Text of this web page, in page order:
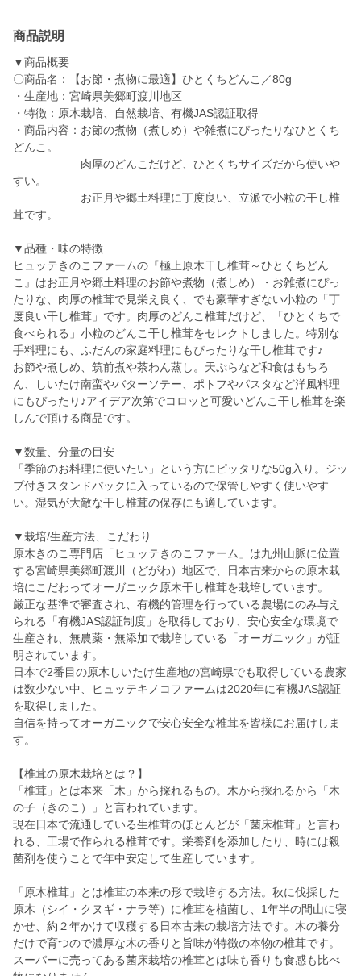
商品説明
▼商品概要
〇商品名：【お節・煮物に最適】ひとくちどんこ／80g
・生産地：宮崎県美郷町渡川地区
・特徴：原木栽培、自然栽培、有機JAS認証取得
・商品内容：お節の煮物（煮しめ）や雑煮にぴったりなひとくち
どんこ。
肉厚のどんこだけど、ひとくちサイズだから使いや
すい。
お正月や郷土料理に丁度良い、立派で小粒の干し椎
茸です。
▼品種・味の特徴
ヒュッテきのこファームの『極上原木干し椎茸～ひとくちどん
こ』はお正月や郷土料理のお節や煮物（煮しめ）・お雑煮にぴっ
たりな、肉厚の椎茸で見栄え良く、でも豪華すぎない小粒の「丁
度良い干し椎茸」です。肉厚のどんこ椎茸だけど、「ひとくちで
食べられる」小粒のどんこ干し椎茸をセレクトしました。特別な
手料理にも、ふだんの家庭料理にもぴったりな干し椎茸です♪
お節や煮しめ、筑前煮や茶わん蒸し。天ぷらなど和食はもちろ
ん、しいたけ南蛮やバターソテー、ポトフやパスタなど洋風料理
にもぴったり♪アイデア次第でコロッと可愛いどんこ干し椎茸を楽
しんで頂ける商品です。
▼数量、分量の目安
「季節のお料理に使いたい」という方にピッタリな50g入り。ジッ
プ付きスタンドパックに入っているので保管しやすく使いやす
い。湿気が大敵な干し椎茸の保存にも適しています。
▼栽培/生産方法、こだわり
原木きのこ専門店「ヒュッテきのこファーム」は九州山脈に位置
する宮崎県美郷町渡川（どがわ）地区で、日本古来からの原木栽
培にこだわってオーガニック原木干し椎茸を栽培しています。
厳正な基準で審査され、有機的管理を行っている農場にのみ与え
られる「有機JAS認証制度」を取得しており、安心安全な環境で
生産され、無農薬・無添加で栽培している「オーガニック」が証
明されています。
日本で2番目の原木しいたけ生産地の宮崎県でも取得している農家
は数少ない中、ヒュッテキノコファームは2020年に有機JAS認証
を取得しました。
自信を持ってオーガニックで安心安全な椎茸を皆様にお届けしま
す。
【椎茸の原木栽培とは？】
「椎茸」とは本来「木」から採れるもの。木から採れるから「木
の子（きのこ）」と言われています。
現在日本で流通している生椎茸のほとんどが「菌床椎茸」と言わ
れる、工場で作られる椎茸です。栄養剤を添加したり、時には殺
菌剤を使うことで年中安定して生産しています。
「原木椎茸」とは椎茸の本来の形で栽培する方法。秋に伐採した
原木（シイ・クヌギ・ナラ等）に椎茸を植菌し、1年半の間山に寝
かせ、約２年かけて収穫する日本古来の栽培方法です。木の養分
だけで育つので濃厚な木の香りと旨味が特徴の本物の椎茸です。
スーパーに売ってある菌床栽培の椎茸とは味も香りも食感も比べ